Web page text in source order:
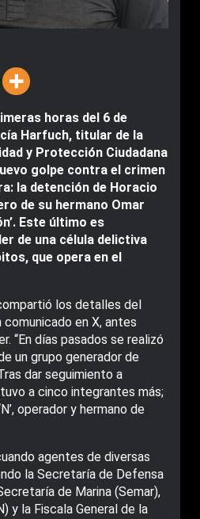
horas del 6 de
Harfuch, titular de la
y Protección Ciudadana
golpe contra el crimen
la detención de Horacio
de su hermano Omar
Este último es
de una célula delictiva
que opera en el
los detalles del
en X, antes
“En días pasados se realizó
un grupo generador de
dar seguimiento a
a cinco integrantes más;
operador y hermano de
agentes de diversas
la Secretaría de Defensa
de Marina (Semar),
y la Fiscala General de la